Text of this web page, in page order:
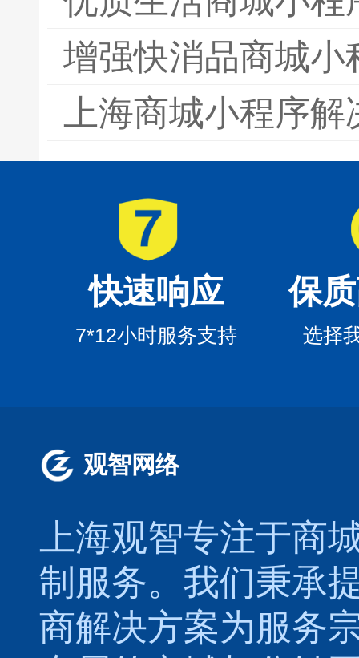
增强快消品商城
上海商城小程序
快速响应
7*12小时服务支持
保
选择
观智网络
上海观智专注于商
制 服务。我们秉承
商解决方案为服务